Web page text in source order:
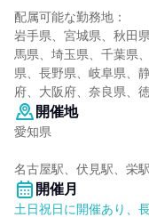
配属可能な勤務地：
岩手県、宮城県、秋田
馬県、埼玉県、千葉県
県、長野県、岐阜県、
府、大阪府、奈良県、
開催地
愛知県
名古屋駅、伏見駅、栄
開催月
土日祝日に開催あり、